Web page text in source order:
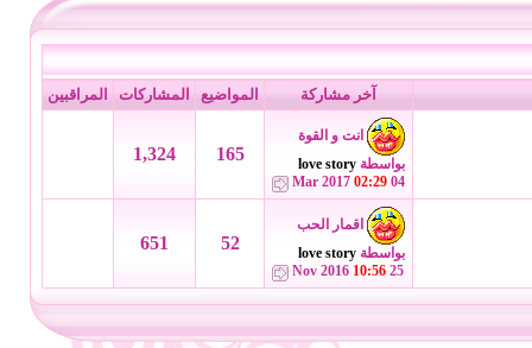
آخر مشاركة المواضيع المشاركات المراقبين
انت و القوة
بواسطة love story
04 Mar 2017
02:29
165
1,324
اقمار الحب
بواسطة love story
25 Nov 2016
10:56
52
651